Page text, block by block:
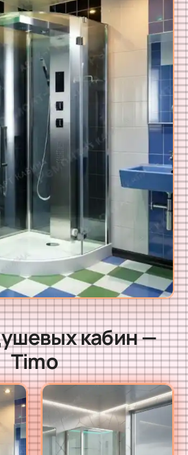
кабин —
Timo